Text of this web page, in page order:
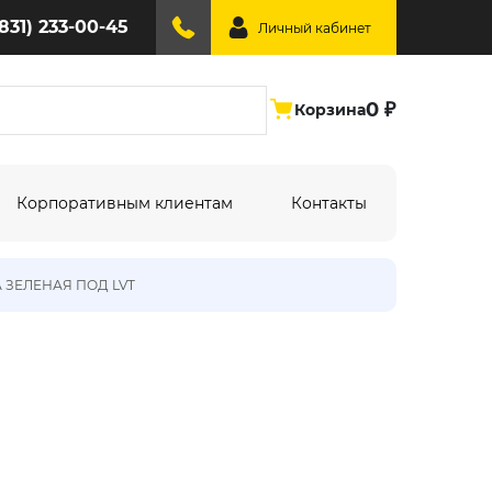
233-00-45 Личный кабинет
Корзина0 ₽
Корпоративным клиентам Контакты
ЗЕЛЕНАЯ ПОД LVT